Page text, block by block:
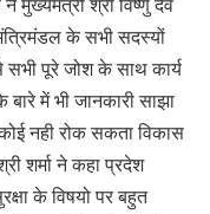
के सभी सदस्यों
सभी पूरे जोश के साथ कार्य
में भी जानकारी साझा
नही रोक सकता विकास
शर्मा ने कहा प्रदेश
के विषयो पर बहुत